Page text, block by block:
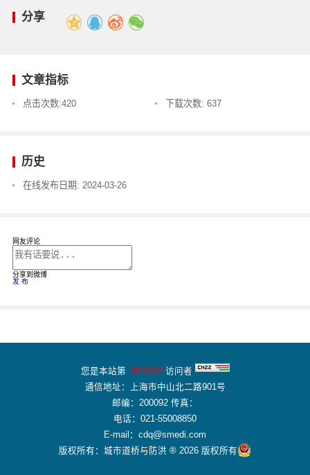
分享
文章指标
点击次数:420 下载次数: 637
历史
在线发布日期: 2024-03-26
网友评论
分享到微博
发 布
您是本站第 1843940访问者
通信地址：上海市中山北二路901号
邮编：200092 传真：
电话：021-55008850
E-mail：cdq@smedi.com
版权所有：城市道桥与防洪 ® 2026 版权所有